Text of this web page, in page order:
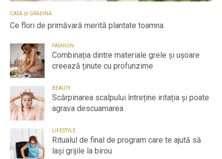
CASĂ ȘI GRĂDINĂ
Ce flori de primăvară merită plantate toamna
FASHION
Combinația dintre materiale grele și ușoare
creează ținute cu profunzime
BEAUTY
Scărpinarea scalpului întreține iritația și poate
agrava descuamarea
LIFESTYLE
Ritualul de final de program care te ajută să
lași grijile la birou